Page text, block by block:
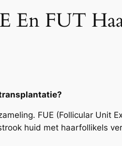
FUT
FUE (Follicular Unit
huid met haarfollikels